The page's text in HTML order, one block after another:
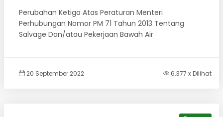
Perubahan Ketiga Atas Peraturan Menteri
Perhubungan Nomor PM 71 Tahun 2013 Tentang
Salvage Dan/atau Pekerjaan Bawah Air
20 September 2022 6.377 x Dilihat